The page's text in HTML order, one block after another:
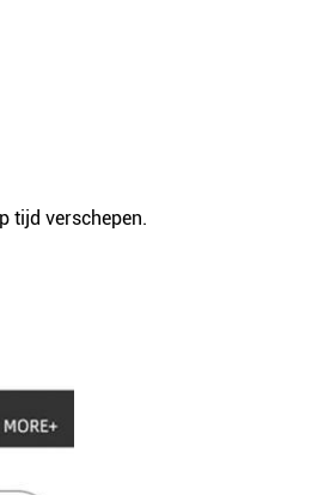
tijd verschepen.